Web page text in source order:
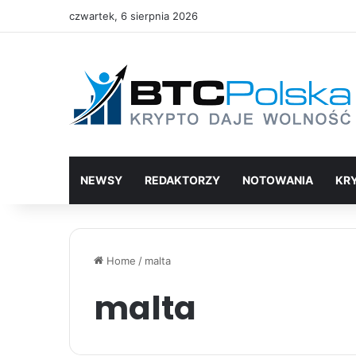
czwartek, 6 sierpnia 2026
NEWSY REDAKTORZY NOTOWANIA
Home / malta
malta